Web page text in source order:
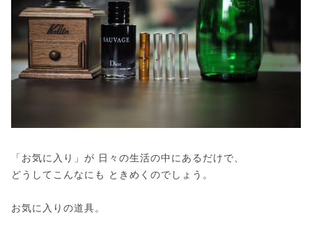
「お気に入り」が 日々の生活の中にあるだけで、
どうしてこんなにも ときめくのでしょう。
お気に入りの道具。